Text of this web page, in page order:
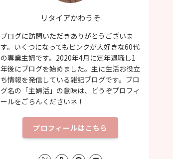
リタイアかわうそ
ブログに訪問いただきありがとうございま
す。いくつになってもピンクが大好きな60代
の専業主婦です。2020年4月に定年退職し1
年後にブログを始めました。主に生活お役立
ち情報を発信している雑記ブログです。ブロ
グ名の「主婦活」の意味は、どうぞプロフィ
ールをごらんくださいネ！
プロフィールはこちら